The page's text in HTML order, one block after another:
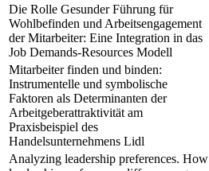
Die Rolle Gesunder Führung für
Wohlbefinden und Arbeitsengagement
der Mitarbeiter: Eine Integration in das
Job Demands-Resources Modell
Mitarbeiter finden und binden:
Instrumentelle und symbolische
Faktoren als Determinanten der
Arbeitgeberattraktivität am
Praxisbeispiel des
Handelsunternehmens Lidl
Analyzing leadership preferences. How